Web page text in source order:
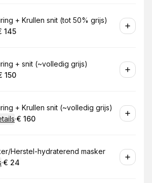
+ Krullen snit (tot 50% grijs)
Prijs:
145
+ snit (~volledig grijs)
Prijs:
150
+ Krullen snit (~volledig grijs)
·
.Prijs:
€ 160
Herstel-hydraterend masker
·
.Prijs:
€ 24